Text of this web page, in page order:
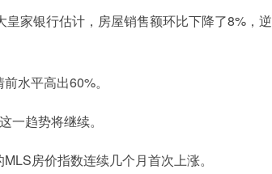
家银行估计，房屋销售额环比下降了8%，逆
水平高出60%。
趋势将继续。
房价指数连续几个月首次上涨。